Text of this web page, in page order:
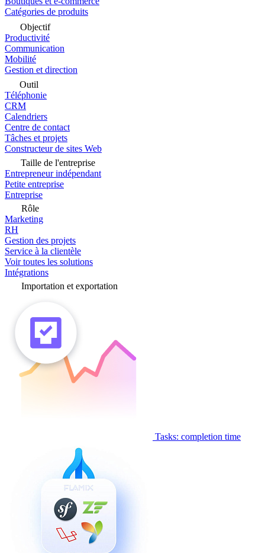
Catégories de produits
Objectif
Productivité
Communication
Mobilité
Gestion et direction
Outil
Téléphonie
CRM
Calendriers
Centre de contact
Tâches et projets
Constructeur de sites Web
Taille de l'entreprise
Entrepreneur indépendant
Petite entreprise
Entreprise
Rôle
Marketing
RH
Gestion des projets
Service à la clientèle
Voir toutes les solutions
Intégrations
Importation et exportation
Tasks: completion time